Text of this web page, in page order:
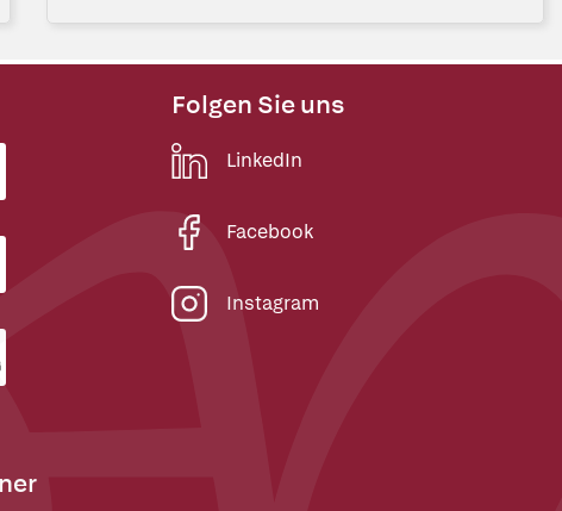
Folgen Sie uns
LinkedIn
Facebook
Instagram